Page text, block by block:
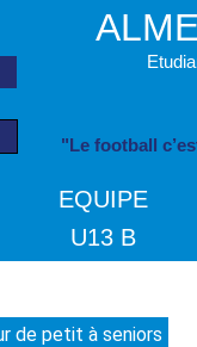
"Le football
EQUIPE
U13 B
de petit à seniors